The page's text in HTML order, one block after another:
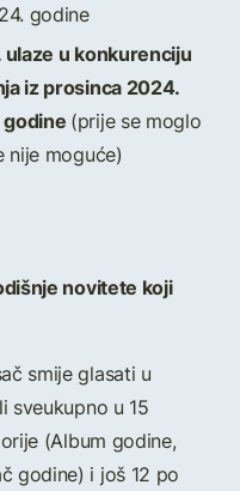
godine
ulaze u konkurenciju
iz prosinca 2024.
(prije se moglo
nije moguće)
novitete koji
smije glasati u
sveukupno u 15
(Album godine,
godine) i još 12 po